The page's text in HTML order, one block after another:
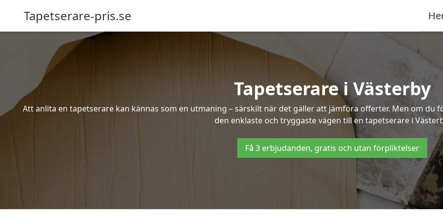
Tapetserare-pris.se
Tapetserare i Västerby
Att anlita en tapetserare kan kännas som en utmaning – särskilt när det gäller att jämföra offerter. Men om
den enklaste och tryggaste vägen till en tapetserare i
Få 3 erbjudanden, gratis och utan förpliktelser